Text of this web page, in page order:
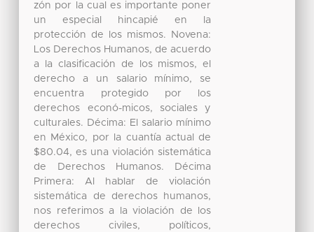
zón por la cual es importante poner
un especial hincapié en la
protección de los mismos. Novena:
Los Derechos Humanos, de acuerdo
a la clasificación de los mismos, el
derecho a un salario mínimo, se
encuentra protegido por los
derechos econó-micos, sociales y
culturales. Décima: El salario mínimo
en México, por la cuantía actual de
$80.04, es una violación sistemática
de Derechos Humanos. Décima
Primera: Al hablar de violación
sistemática de derechos humanos,
nos referimos a la violación de los
derechos civiles, políticos,